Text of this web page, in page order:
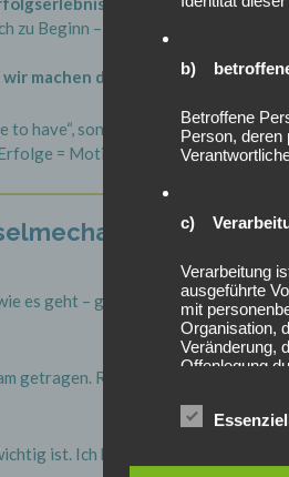
zu Beginn – für alle machbar – hilft,
machen das zusammen.“
to have“, sondern echte
= Motivation + Dranbleiben.
warum
es geht – gesunde Routinen
getragen. Rückschritte werden
ist. Ich kann etwas tun. Und ich
b)
Betroffene
Person, deren
c)
Verarbeitung
ausgeführte
mit
Organisation,
Veränderung,
Offenlegung
Löschen oder
d)